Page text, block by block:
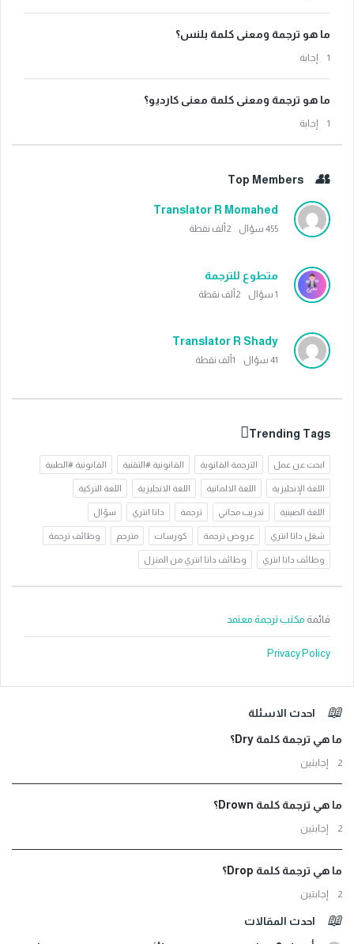
ما هو ترجمة ومعنى كلمة بلنس؟
‫1 إجابة
ما هو ترجمة ومعنى كلمة معنى كارديو؟
‫1 إجابة
Top Members
Translator R Momahed
455 سؤال 2ألف نقطة
متطوع للترجمة
1 سؤال 2ألف نقطة
Translator R Shady
41 سؤال 1ألف نقطة
Trending Tags
ابحث عن عمل الترجمة القانوية القانونية #التقنية القانونية #الطبية
اللغة الإنجليزية اللغة الالمانية اللغة الانجليزية اللغة التركية
اللغة الصينية تدريب مجاني ترجمة داتا انتري سؤال
شغل داتا انتري عروض ترجمة كورسات مترجم وظائف ترجمة
وظائف داتا انتري وظائف داتا انتري من المنزل
قائمةمكتب ترجمة معتمد
Privacy Policy
احدث الاسئلة
ما هي ترجمة كلمة Dry؟
‫2 إجابتين
ما هي ترجمة كلمة Drown؟
‫2 إجابتين
ما هي ترجمة كلمة Drop؟
‫2 إجابتين
احدث المقالات